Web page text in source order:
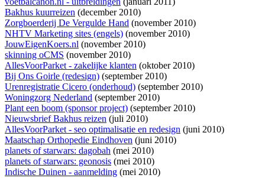
Bakhus kuurreizen (december 2010)
Zorgboerderij De Vergulde Hand (november 2010)
NHTV Marketing sites (engels) (november 2010)
JouwEigenKoers.nl (november 2010)
skinning oCMS (november 2010)
AllesVoorParket - zakelijke klanten (oktober 2010)
Bij Ons Goirle (redesign) (september 2010)
Urenregistratie Cicero (onderhoud) (september 2010)
Woningzorg Nederland (september 2010)
Plant een boom (sponsor project) (september 2010)
Nieuwsbrief Bakhus reizen (juli 2010)
AllesVoorParket - seo optimalisatie en redesign (juni 2010)
Maatschap Orthopedie Eindhoven (juni 2010)
planets of starwars: dagobah (mei 2010)
planets of starwars: geonosis (mei 2010)
Indische Duinen - aanmelding (mei 2010)